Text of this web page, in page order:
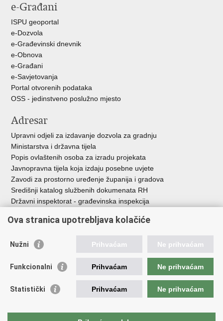
FacebookuTwitteru
e-Građani
ISPU geoportal
e-Dozvola
e-Građevinski dnevnik
e-Obnova
e-Građani
e-Savjetovanja
Portal otvorenih podataka
OSS - jedinstveno poslužno mjesto
Adresar
Upravni odjeli za izdavanje dozvola za gradnju
Ministarstva i državna tijela
Popis ovlaštenih osoba za izradu projekata
Javnopravna tijela koja izdaju posebne uvjete
Zavodi za prostorno uređenje županija i gradova
Središnji katalog službenih dokumenata RH
Državni inspektorat - građevinska inspekcija
Vlada Republike Hrvatske
Agencija za pravni promet i posredovanje nekretninama
Fond za zaštitu okoliša i energetsku učinkovitost
Državne nekretnine d.o.o.
Ova stranica upotrebljava kolačiće
Nužni Prihvaćam Ne prihvaćam
Funkcionalni Prihvaćam Ne prihvaćam
Statistički Prihvaćam Ne prihvaćam